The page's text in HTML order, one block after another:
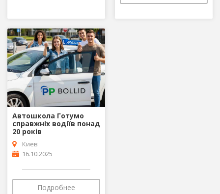
Автошкола Готумо
справжніх водіїв понад
20 років
Киев
16.10.2025
Подробнее